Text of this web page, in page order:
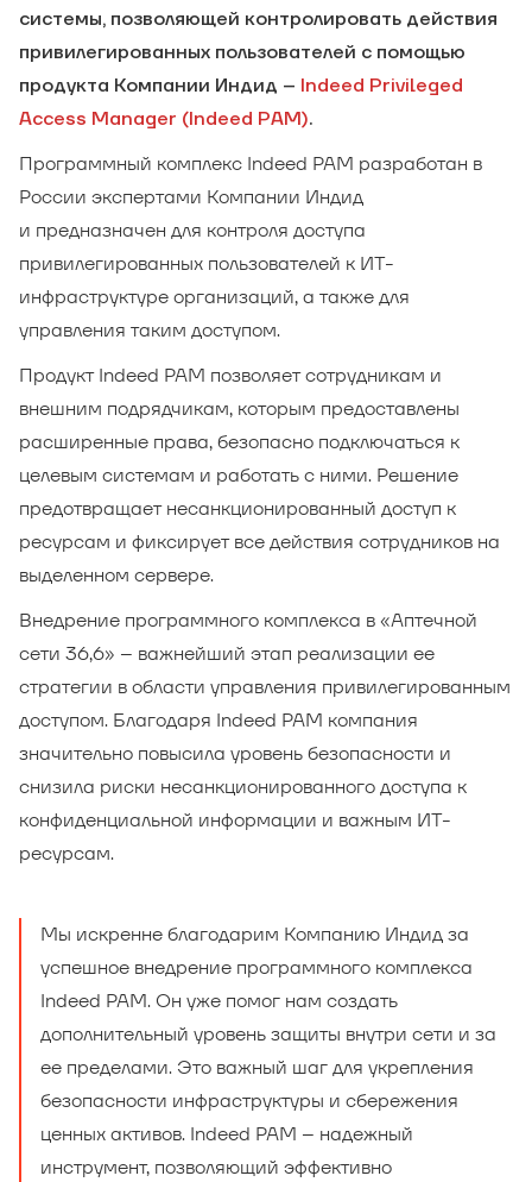
системы, позволяющей контролировать действия
привилегированных пользователей с помощью
продукта Компании Индид – Indeed Privileged
Access Manager (Indeed PAM).
Программный комплекс Indeed PAM разработан в
России экспертами Компании Индид
и предназначен для контроля доступа
привилегированных пользователей к ИТ-
инфраструктуре организаций, а также для
управления таким доступом.
Продукт Indeed PAM позволяет сотрудникам и
внешним подрядчикам, которым предоставлены
расширенные права, безопасно подключаться к
целевым системам и работать с ними. Решение
предотвращает несанкционированный доступ к
ресурсам и фиксирует все действия сотрудников на
выделенном сервере.
Внедрение программного комплекса в «Аптечной
сети 36,6» – важнейший этап реализации ее
стратегии в области управления привилегированным
доступом. Благодаря Indeed PAM компания
значительно повысила уровень безопасности и
снизила риски несанкционированного доступа к
конфиденциальной информации и важным ИТ-
ресурсам.
Мы искренне благодарим Компанию Индид за
успешное внедрение программного комплекса
Indeed PAM. Он уже помог нам создать
дополнительный уровень защиты внутри сети и за
ее пределами. Это важный шаг для укрепления
безопасности инфраструктуры и сбережения
ценных активов. Indeed PAM – надежный
инструмент, позволяющий эффективно